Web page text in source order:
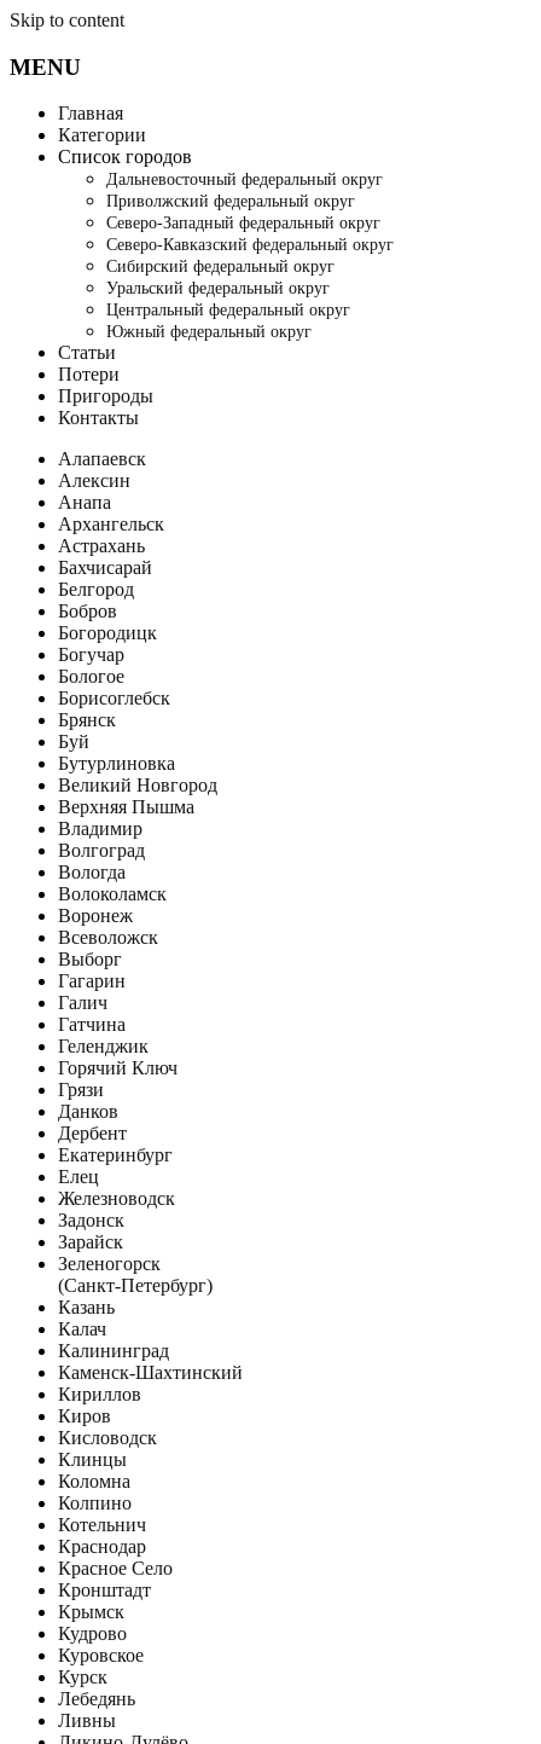
Skip to content
MENU
Главная
Категории
Список городов
Дальневосточный федеральный округ
Приволжский федеральный округ
Северо-Западный федеральный округ
Северо-Кавказский федеральный округ
Сибирский федеральный округ
Уральский федеральный округ
Центральный федеральный округ
Южный федеральный округ
Статьи
Потери
Пригороды
Контакты
Алапаевск
Алексин
Анапа
Архангельск
Астрахань
Бахчисарай
Белгород
Бобров
Богородицк
Богучар
Бологое
Борисоглебск
Брянск
Буй
Бутурлиновка
Великий Новгород
Верхняя Пышма
Владимир
Волгоград
Вологда
Волоколамск
Воронеж
Всеволожск
Выборг
Гагарин
Галич
Гатчина
Геленджик
Горячий Ключ
Грязи
Данков
Дербент
Екатеринбург
Елец
Железноводск
Задонск
Зарайск
Зеленогорск
(Санкт-Петербург)
Казань
Калач
Калининград
Каменск-Шахтинский
Кириллов
Киров
Кисловодск
Клинцы
Коломна
Колпино
Котельнич
Краснодар
Красное Село
Кронштадт
Крымск
Кудрово
Куровское
Курск
Лебедянь
Ливны